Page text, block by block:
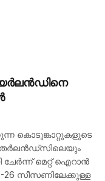
കൊടുങ്കാറ്റുകളുടെ
മെറ്റ് ഐറാൻ
26 സീസണിലേക്കുള്ള